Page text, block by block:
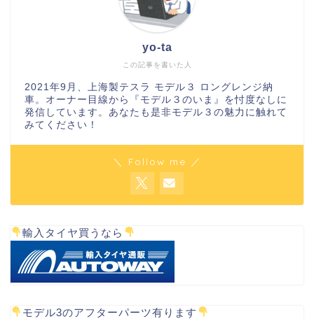
この記事を書いた人
yo-ta
2021年9月、上海製テスラ モデル３ ロングレンジ納
車。オーナー目線から『モデル３のいま』を忖度なしに
発信しています。あなたも是非モデル３の魅力に触れて
みてください！
＼ Follow me ／
輸入タイヤ買うなら
モデル3のアフターパーツ有ります